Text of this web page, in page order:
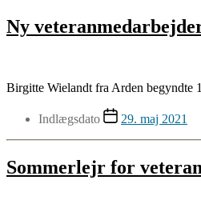
Ny
Birgitte Wielandt fra Arden begyndte
Indlægsdato 29. maj 2021
Sommerlejr for